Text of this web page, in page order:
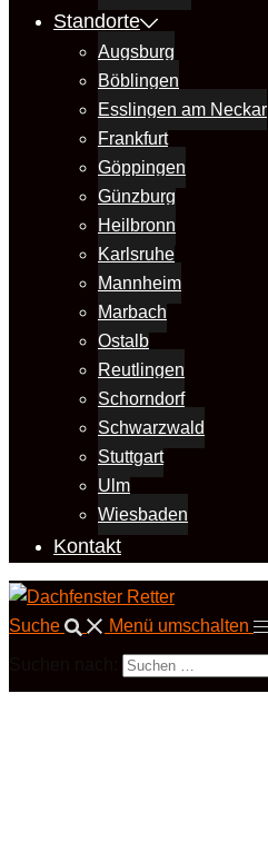
Standorte
Augsburg
Böblingen
Esslingen am Neckar
Frankfurt
Göppingen
Günzburg
Heilbronn
Karlsruhe
Mannheim
Marbach
Ostalb
Reutlingen
Schorndorf
Schwarzwald
Stuttgart
Ulm
Wiesbaden
Kontakt
Suche Menü umschalten